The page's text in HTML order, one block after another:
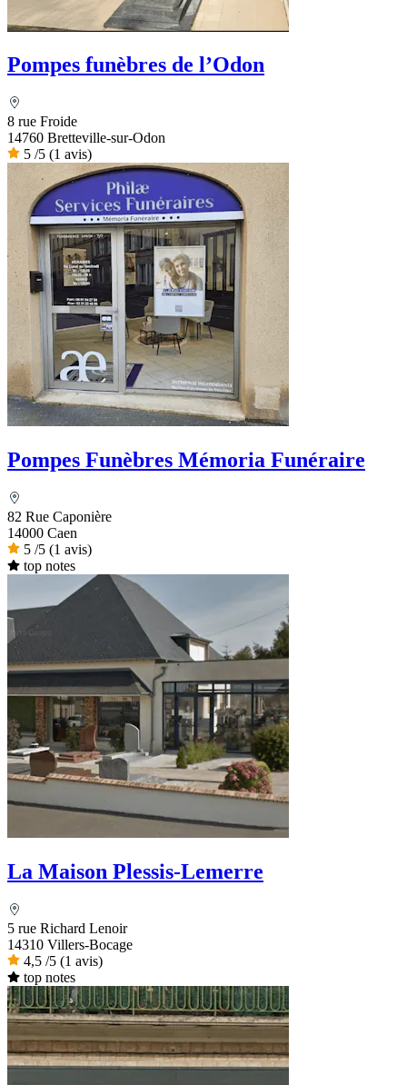
Pompes funèbres de l’Odon
8 rue Froide
14760 Bretteville-sur-Odon
5 /5 (1 avis)
Pompes Funèbres Mémoria Funéraire
82 Rue Caponière
14000 Caen
5 /5 (1 avis)
top notes
La Maison Plessis-Lemerre
5 rue Richard Lenoir
14310 Villers-Bocage
4,5 /5 (1 avis)
top notes